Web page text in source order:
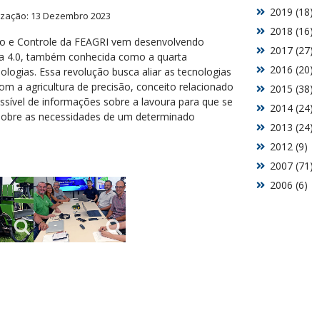
13 Dezembro 2023
Controle da FEAGRI vem desenvolvendo
4.0, também conhecida como a quarta
Essa revolução busca aliar as tecnologias
a agricultura de precisão, conceito relacionado
de informações sobre a lavoura para que se
as necessidades de um determinado
2006 (6)
2007 (71)
2012 (9)
2013 (24)
2014 (24)
2015 (38)
2016 (20)
2017 (27)
2018 (16)
2019 (18)